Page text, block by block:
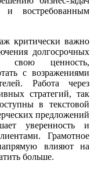
и востребованным
критически важно
долгосрочных
свою ценность,
с возражениями
Работа через
стратегий, так
в текстовой
предложений
уверенность и
Грамотное
влияют на
больше.